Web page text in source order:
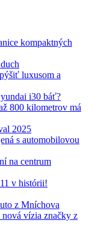
kompaktných
luxusom a
i30 báť?
800 kilometrov má
2025
s automobilovou
na centrum
v histórii!
z Mníchova
vízia značky z